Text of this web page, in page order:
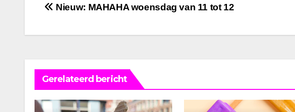
Bericht
navigatie
Nieuw: MAHAHA woensdag van 11 tot 12
Gerelateerd bericht